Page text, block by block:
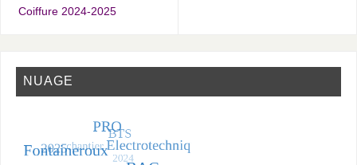
Coiffure 2024-2025
NUAGE